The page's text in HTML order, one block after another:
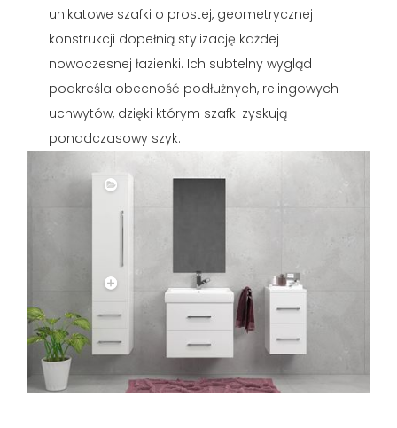
unikatowe szafki o prostej, geometrycznej
konstrukcji dopełnią stylizację każdej
nowoczesnej łazienki. Ich subtelny wygląd
podkreśla obecność podłużnych, relingowych
uchwytów, dzięki którym szafki zyskują
ponadczasowy szyk.